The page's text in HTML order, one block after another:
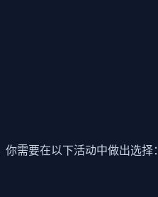
需要在以下活动中做出选择：